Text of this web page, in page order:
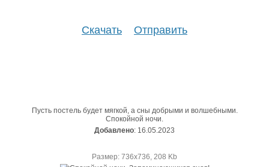
Скачать Отправить
Пусть постель будет мягкой, а сны добрыми и волшебными.
Спокойной ночи.
Добавлено: 16.05.2023
Размер: 736х736, 208 Kb